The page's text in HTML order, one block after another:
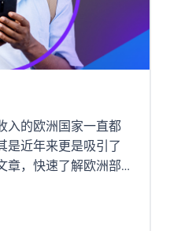
入的欧洲国家一直都
是近年来更是吸引了
章，快速了解欧洲部